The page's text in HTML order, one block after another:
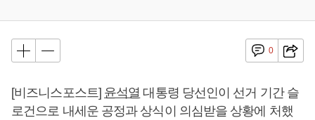
0
[비즈니스포스트] 윤석열 대통령 당선인이 선거 기간 슬
로건으로 내세운 공정과 상식이 의심받을 상황에 처했